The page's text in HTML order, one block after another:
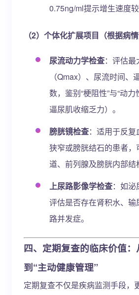
0.75ng/ml提示增生速度较
（2）个体化扩展项目（根据病
尿流动力学检查：评估
（Qmax）、尿流时间、
数，鉴别“梗阻性”与“动
逼尿肌收缩乏力）。
膀胱镜检查：适用于反
狭窄或膀胱结石的患者，
道、前列腺及膀胱内部结
上尿路影像学检查：如泌
评估是否存在肾积水、输
路并发症。
四、定期复查的临床价值：
到“主动健康管理”
定期复查不仅是疾病监测手段，